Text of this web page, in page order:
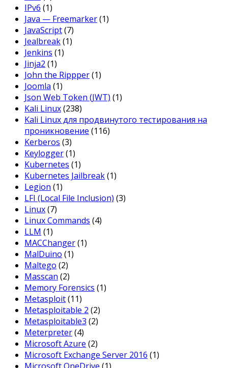
IPv6 (1)
Java — Freemarker(1)
JavaScript(7)
Jealbreak(1)
Jenkins (1)
Jinja2 (1)
John the Rippper(1)
Joomla (1)
Json Web Token (JWT) (1)
Kali Linux(238)
Kali Linux для продвинутого тестирования на
проникновение (116)
Kerberos (3)
Keylogger(1)
Kubernetes (1)
Kubernetes Jailbreak(1)
Legion (1)
LFI (Local File Inclusion) (3)
Linux(7)
Linux Commands (4)
LLM (1)
MACChanger(1)
MalDuino (1)
Maltego (2)
Masscan (2)
Memory Forensics (1)
Metasploit(11)
Metasploitable 2 (2)
Metasploitable3 (2)
Meterpreter(4)
Microsoft Azure (2)
Microsoft Exchange Server 2016 (1)